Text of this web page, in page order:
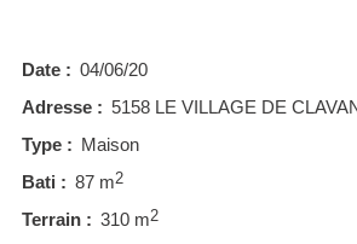
Date : 04/06/20
Adresse : 5158 LE VILLAGE DE
Type : Maison
Bati : 87 m2
Terrain : 310 m2